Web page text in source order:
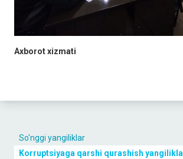
So'nggi yangiliklar
Korruptsiyaga qarshi qurashish
Axborot xizmati